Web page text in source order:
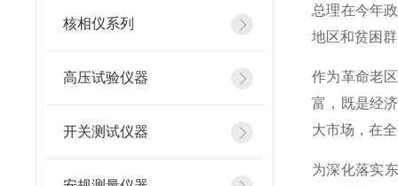
核相仪系列
高压试验仪器
开关测试仪器
总理在今年
地区和贫困
作为革命老
富，既是经
大市场，在
为深化落实